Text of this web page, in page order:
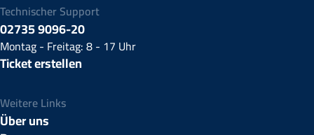
Technischer Support
02735 9096-20
Montag - Freitag: 8 - 17 Uhr
Ticket erstellen
Weitere Links
Über uns